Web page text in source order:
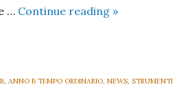
… Continue reading XXXII
Ordinario
»
, ANNO B TEMPO ORDINARIO, NEWS, STRUMENTI